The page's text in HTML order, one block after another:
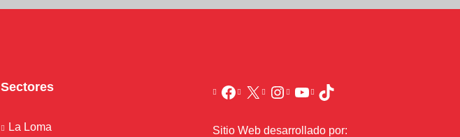
Sectores
La Loma Sitio Web desarrollado por: